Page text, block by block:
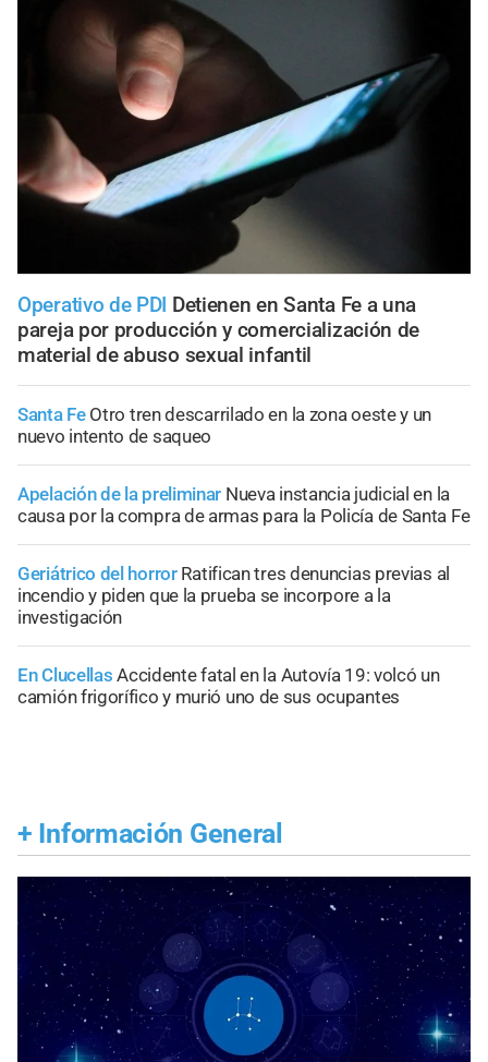
Operativo de PDI Detienen en Santa Fe a una
pareja por producción y comercialización de
material de abuso sexual infantil
Santa Fe Otro tren descarrilado en la zona oeste y un
nuevo intento de saqueo
Apelación de la preliminar Nueva instancia judicial en la
causa por la compra de armas para la Policía de Santa Fe
Geriátrico del horror Ratifican tres denuncias previas al
incendio y piden que la prueba se incorpore a la
investigación
En Clucellas Accidente fatal en la Autovía 19: volcó un
camión frigorífico y murió uno de sus ocupantes
+ Información General